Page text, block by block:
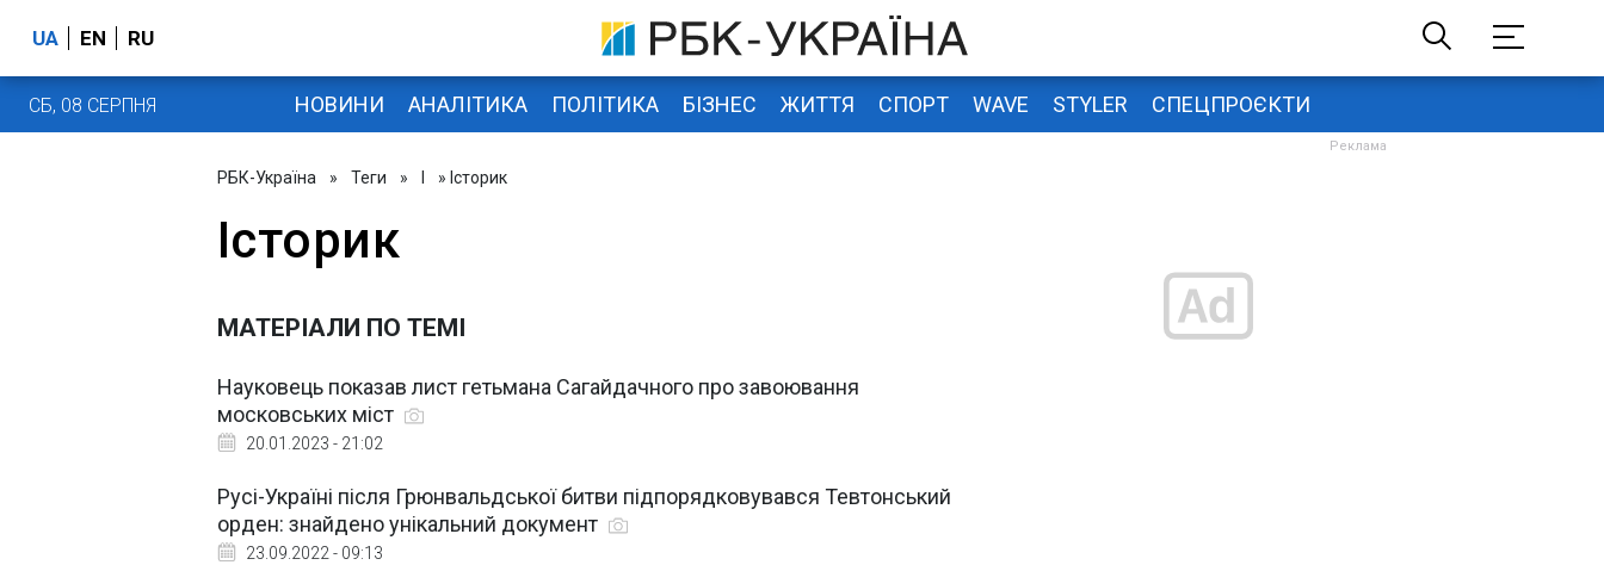
UA EN RU
СБ, 08 СЕРПНЯ НОВИНИ АНАЛІТИКА ПОЛІТИКА БІЗНЕС ЖИТТЯ СПОРТ WAVE STYLER СПЕЦПРОЄКТИ
РБК-Україна » Теги » » Історик
Історик
МАТЕРІАЛИ ПО ТЕМІ
Науковець показав лист гетьмана Сагайдачного про завоювання
московських міст
20.01.2023 - 21:02
Русі-Україні після Грюнвальдської битви підпорядковувався Тевтонський
орден: знайдено унікальний документ
23.09.2022 - 09:13